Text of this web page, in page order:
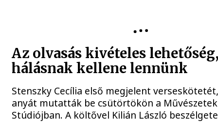
Az olvasás kivételes
hálásnak kellene lennünk
Stenszky Cecília első megjelent
anyát mutatták be csütörtökön a Művészetek
Stúdiójban. A költővel Kilián László